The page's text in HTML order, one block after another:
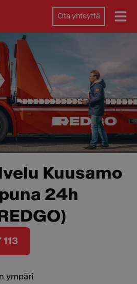
Ota yhteyttä
Kuusamo
24h
ympäri